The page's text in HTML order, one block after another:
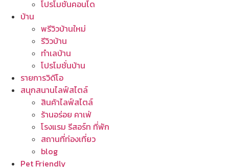
โปรโมชั่นคอนโด
บ้าน
พรีวิวบ้านใหม่
รีวิวบ้าน
ทำเลบ้าน
โปรโมชั่นบ้าน
รายการวิดีโอ
สนุกสนานไลฟ์สไตล์
สินค้าไลฟ์สไตล์
ร้านอร่อย คาเฟ่
โรงแรม รีสอร์ท ที่พัก
สถานที่ท่องเที่ยว
blog
Pet Friendly